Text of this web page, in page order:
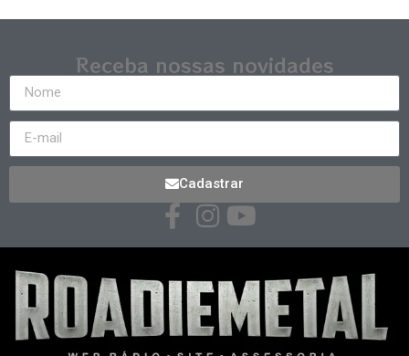
Receba nossas novidades
Cadastrar